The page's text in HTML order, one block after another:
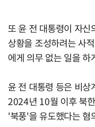
또 윤 전 대통령이 자신
상황을 조성하려는 사
에게 의무 없는 일을 하
윤 전 대통령 등은 비
2024년 10월 이후 북
'북풍'을 유도했다는 혐